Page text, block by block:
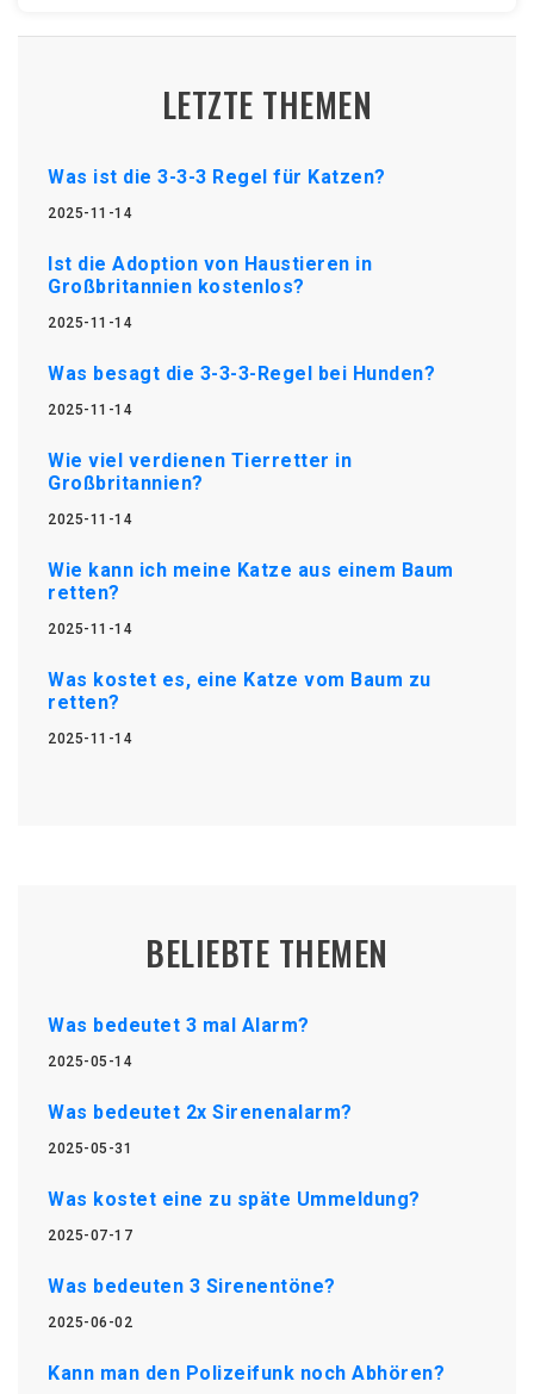
LETZTE THEMEN
Was ist die 3-3-3 Regel für Katzen?
2025-11-14
Ist die Adoption von Haustieren in
Großbritannien kostenlos?
2025-11-14
Was besagt die 3-3-3-Regel bei Hunden?
2025-11-14
Wie viel verdienen Tierretter in
Großbritannien?
2025-11-14
Wie kann ich meine Katze aus einem Baum
retten?
2025-11-14
Was kostet es, eine Katze vom Baum zu
retten?
2025-11-14
BELIEBTE THEMEN
Was bedeutet 3 mal Alarm?
2025-05-14
Was bedeutet 2x Sirenenalarm?
2025-05-31
Was kostet eine zu späte Ummeldung?
2025-07-17
Was bedeuten 3 Sirenentöne?
2025-06-02
Kann man den Polizeifunk noch Abhören?